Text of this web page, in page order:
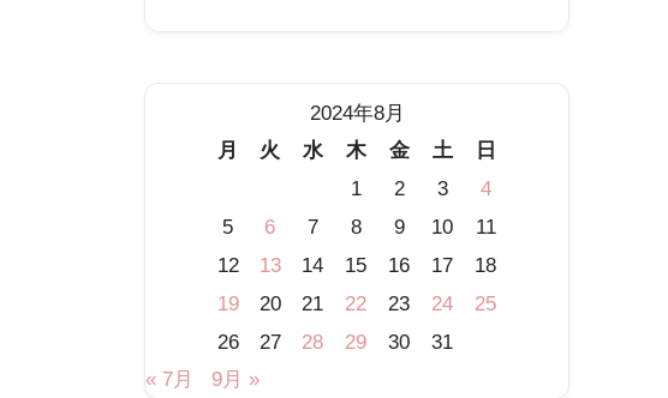
2024年8月
月
火 水 木 金 土
日
1
2 3
4
5
6 7 8 9 10
11
12
13 14 15 16 17
18
19
20 21 22 23 24
25
26
27 28 29 30
31
« 7月
9月 »